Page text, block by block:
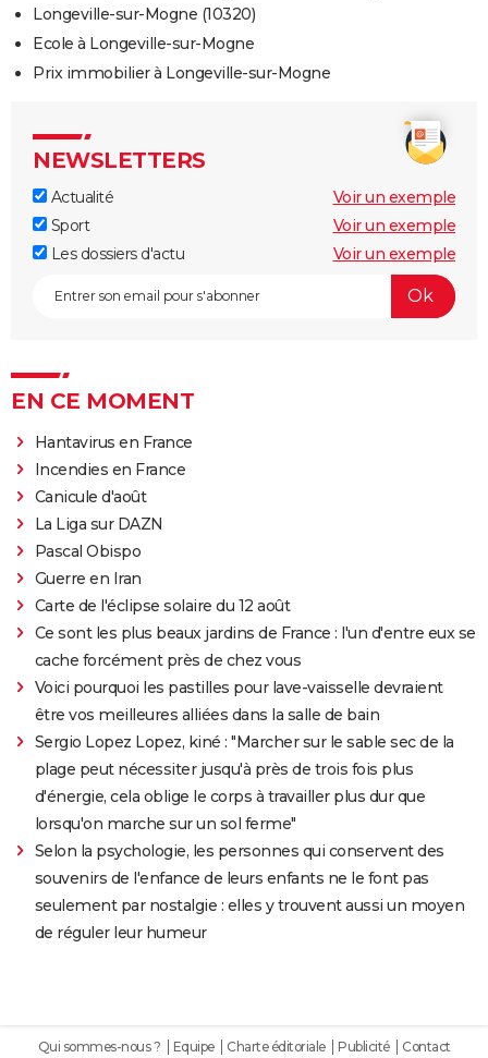
Longeville-sur-Mogne (10320)
Ecole à Longeville-sur-Mogne
Prix immobilier à Longeville-sur-Mogne
NEWSLETTERS
Actualité
Voir un exemple
Sport
Voir un exemple
Les dossiers d'actu
Voir un exemple
EN CE MOMENT
Hantavirus en France
Incendies en France
Canicule d'août
La Liga sur DAZN
Pascal Obispo
Guerre en Iran
Carte de l'éclipse solaire du 12 août
Ce sont les plus beaux jardins de France : l'un d'entre eux se
cache forcément près de chez vous
Voici pourquoi les pastilles pour lave-vaisselle devraient
être vos meilleures alliées dans la salle de bain
Sergio Lopez Lopez, kiné : "Marcher sur le sable sec de la
plage peut nécessiter jusqu'à près de trois fois plus
d'énergie, cela oblige le corps à travailler plus dur que
lorsqu'on marche sur un sol ferme"
Selon la psychologie, les personnes qui conservent des
souvenirs de l'enfance de leurs enfants ne le font pas
seulement par nostalgie : elles y trouvent aussi un moyen
de réguler leur humeur
Qui sommes-nous ? Equipe Charte éditoriale Publicité Contact